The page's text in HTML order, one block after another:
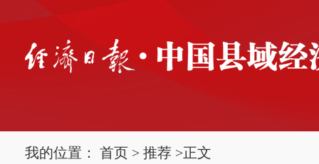
我的位置： 首页 > 推荐 >正文